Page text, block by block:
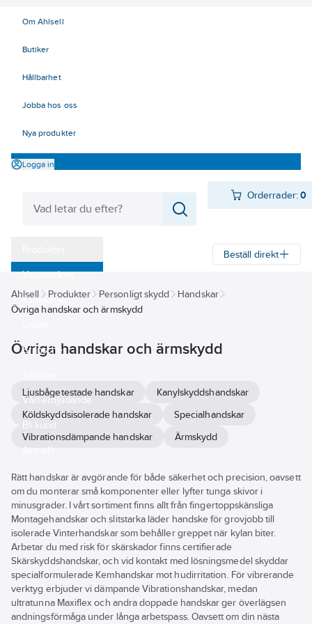
Om Ahlsell
Butiker
Hållbarhet
Jobba hos oss
Nya produkter
Logga in
Orderrader:0
Varumärken
Kampanjer
Branscher
Vårt erbjudande
Bli kund
Aktuellt
Beställ direkt
Ahlsell Produkter Personligt skydd
Handskar
Övriga handskar och ärmskydd
Övriga handskar och ärmskydd
Ljusbågetestade handskar
Kanylskyddshandskar
Köldskyddsisolerade handskar
Specialhandskar
Vibrationsdämpande handskar
Ärmskydd
Rätt handskar är avgörande för både säkerhet och precision, oavsett
om du monterar små komponenter eller lyfter tunga skivor i
minusgrader. I vårt sortiment finns allt från fingertoppskänsliga
Montagehandskar och slitstarka läder handske för grovjobb till
isolerade Vinterhandskar som behåller greppet när kylan biter.
Arbetar du med risk för skärskador finns certifierade
Skärskyddshandskar, och vid kontakt med lösningsmedel skyddar
specialformulerade Kemhandskar mot hudirritation. För vibrerande
verktyg erbjuder vi dämpande Vibrationshandskar, medan
ultratunna Maxiflex och andra doppade handskar ger överlägsen
andningsförmåga under långa arbetspass. Oavsett om din nästa